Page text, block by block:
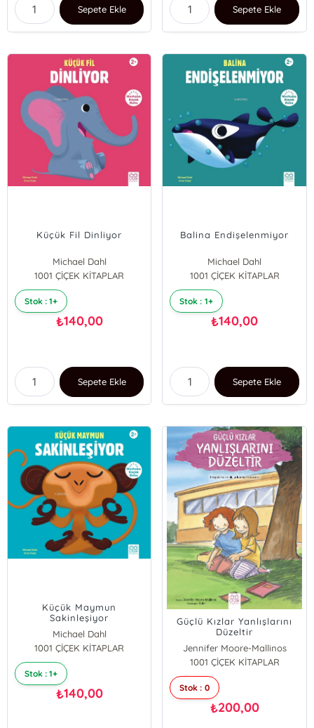
Sepete Ekle Sepete Ekle
Küçük Fil Dinliyor
Michael Dahl
1001 ÇİÇEK KİTAPLAR
Stok : 1+
₺140,00
Sepete Ekle
Balina Endişelenmiyor
Michael Dahl
1001 ÇİÇEK KİTAPLAR
Stok : 1+
₺140,00
Sepete Ekle
Küçük Maymun
Sakinleşiyor
Michael Dahl
1001 ÇİÇEK KİTAPLAR
Stok : 1+
₺140,00
Güçlü Kızlar Yanlışlarını
Düzeltir
Jennifer Moore-Mallinos
1001 ÇİÇEK KİTAPLAR
Stok : 0
₺200,00